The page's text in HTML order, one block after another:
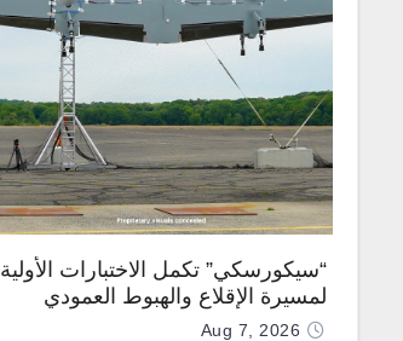
“سيكورسكي” تكمل الاختبارات الأولية
لمسيرة الإقلاع والهبوط العمودي
“نوماد 100”Aug 7, 2026